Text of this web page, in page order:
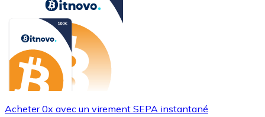
Acheter 0x avec un virement SEPA instantané